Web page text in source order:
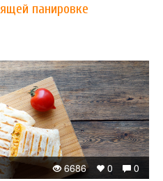
панировке
0
0
6686